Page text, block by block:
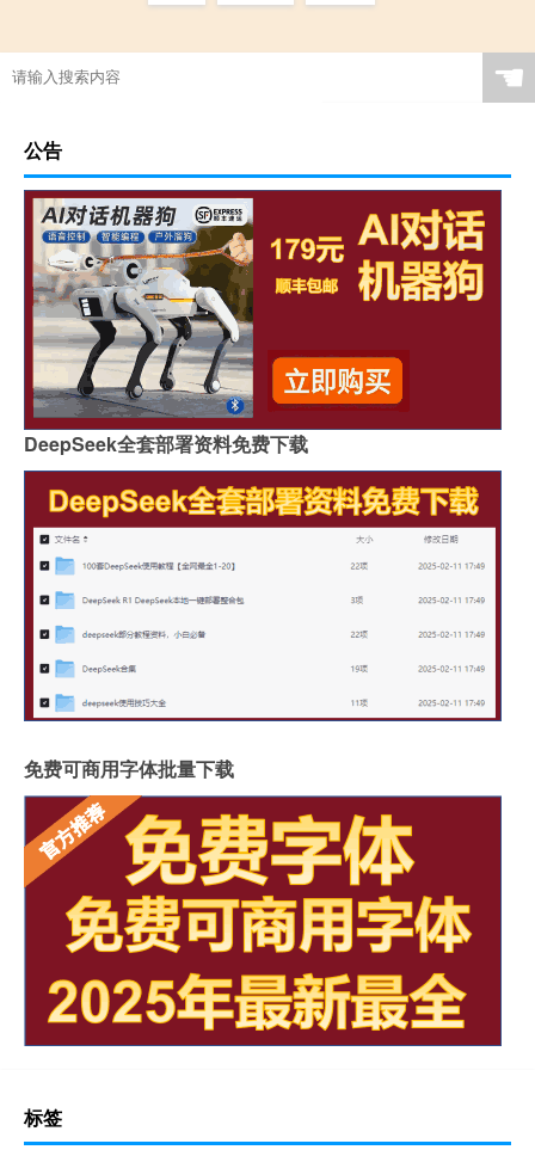
☚
公告
DeepSeek全套部署资料免费下载
免费可商用字体批量下载
标签